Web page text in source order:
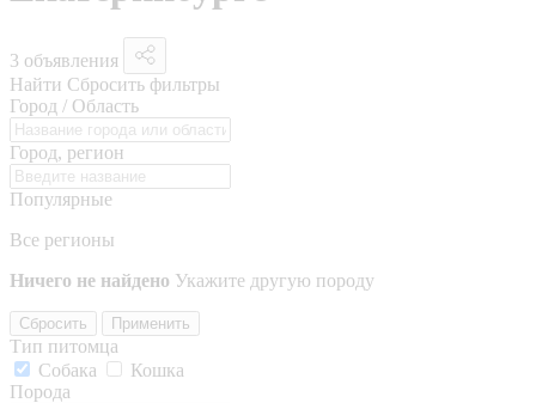
3 объявления
Найти Сбросить фильтры
Город / Область
Город, регион
Популярные
Все регионы
Ничего не найдено Укажите другую породу
Сбросить Применить
Тип питомца
Собака
Кошка
Порода